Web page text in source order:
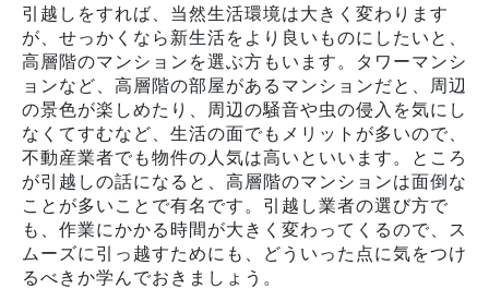
引越しをすれば、当然生活環境は大きく変わります
が、せっかくなら新生活をより良いものにしたいと、
高層階のマンションを選ぶ方もいます。タワーマンシ
ョンなど、高層階の部屋があるマンションだと、周辺
の景色が楽しめたり、周辺の騒音や虫の侵入を気にし
なくてすむなど、生活の面でもメリットが多いので、
不動産業者でも物件の人気は高いといいます。ところ
が引越しの話になると、高層階のマンションは面倒な
ことが多いことで有名です。引越し業者の選び方で
も、作業にかかる時間が大きく変わってくるので、ス
ムーズに引っ越すためにも、どういった点に気をつけ
るべきか学んでおきましょう。